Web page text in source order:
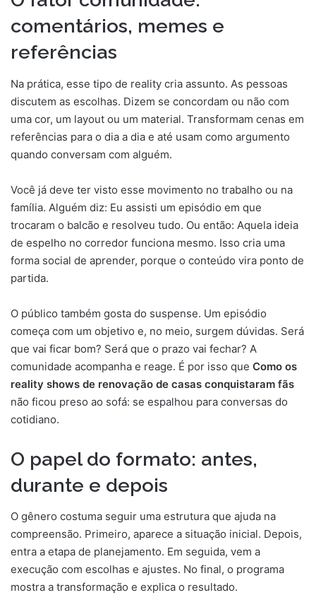
comentários, memes e
referências
Na prática, esse tipo de reality cria assunto. As pessoas
discutem as escolhas. Dizem se concordam ou não com
uma cor, um layout ou um material. Transformam cenas em
referências para o dia a dia e até usam como argumento
quando conversam com alguém.
Você já deve ter visto esse movimento no trabalho ou na
família. Alguém diz: Eu assisti um episódio em que
trocaram o balcão e resolveu tudo. Ou então: Aquela ideia
de espelho no corredor funciona mesmo. Isso cria uma
forma social de aprender, porque o conteúdo vira ponto de
partida.
O público também gosta do suspense. Um episódio
começa com um objetivo e, no meio, surgem dúvidas. Será
que vai ficar bom? Será que o prazo vai fechar? A
comunidade acompanha e reage. É por isso que Como os
reality shows de renovação de casas conquistaram fãs
não ficou preso ao sofá: se espalhou para conversas do
cotidiano.
O papel do formato: antes,
durante e depois
O gênero costuma seguir uma estrutura que ajuda na
compreensão. Primeiro, aparece a situação inicial. Depois,
entra a etapa de planejamento. Em seguida, vem a
execução com escolhas e ajustes. No final, o programa
mostra a transformação e explica o resultado.